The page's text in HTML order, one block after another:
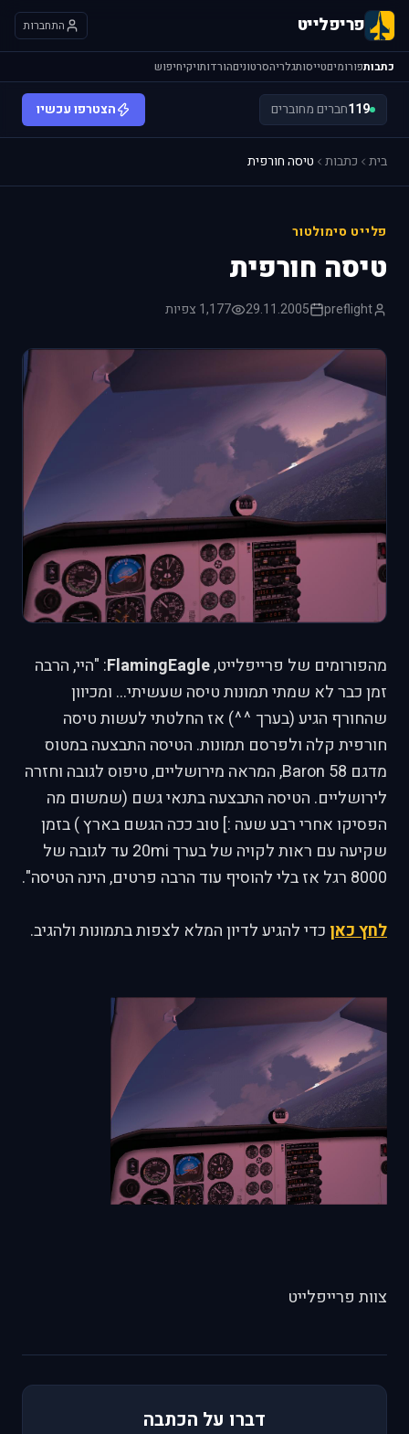
פריפלייט התחברות
כתבותפורומיםטייסותגלריהסרטוניםהורדותויקיחיפוש
119חברים מחוברים הצטרפו עכשיו
בית כתבות טיסה חורפית
פלייט סימולטור
טיסה חורפית
preflight
29.11.2005 1,177 צפיות
מהפורומים של פרייפלייט,FlamingEagle: "היי, הרבה
זמן כבר לא שמתי תמונות טיסה שעשיתי... ומכיוון
שהחורף הגיע (בערך ^^) אז החלטתי לעשות טיסה
חורפית קלה ולפרסם תמונות. הטיסה התבצעה במטוס
מדגם Baron 58, המראה מירושליים, טיפוס לגובה וחזרה
לירושליים. הטיסה התבצעה בתנאי גשם (שמשום מה
הפסיקו אחרי רבע שעה :] טוב ככה הגשם בארץ ) בזמן
שקיעה עם ראות לקויה של בערך 20mi עד לגובה של
8000 רגל אז בלי להוסיף עוד הרבה פרטים, הינה הטיסה".
לחץ כאן כדי להגיע לדיון המלא לצפות בתמונות ולהגיב.
צוות פרייפלייט
דברו על הכתבה